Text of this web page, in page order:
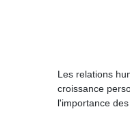
Les relations
croissance
l'importance